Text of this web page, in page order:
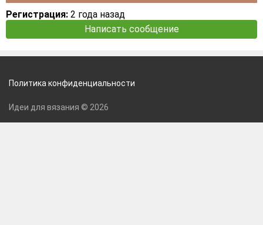
Регистрация: 2 года назад
Написать сообщение
Политика конфиденциальности
Идеи для вязания © 2026